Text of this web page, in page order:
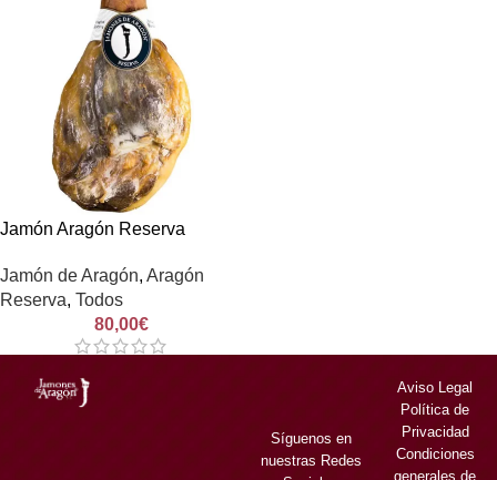
Jamón Aragón Reserva
Jamón de Aragón, Aragón
Reserva, Todos
80,00€
Síguenos en
nuestras Redes
Aviso Legal
Política de
Privacidad
Condiciones
generales de